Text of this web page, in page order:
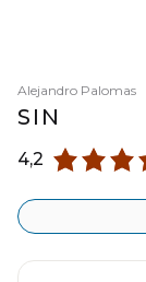
Alejandro Palomas
SIN
4,2